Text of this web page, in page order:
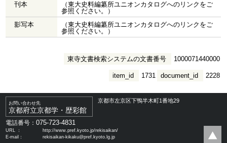
刊本
（東大史料編纂所ユニオンカタログへのリンクをご
参照ください。）
影写本
（東大史料編纂所ユニオンカタログへのリンクをご
参照ください。）
東寺文書検索システムの文書番号 1000071440000
document_id 2228
item_id 1731
お問い合わせ先
京都府立京都学・歴彩館
京都市左京区下鴨半木町1番地29
電話番号：075-723-4831
URL ：
http://www.pref.kyoto.jp/rekisaikan/
E-mail：
rekisaikan-kikaku@pref.kyoto.lg.jp